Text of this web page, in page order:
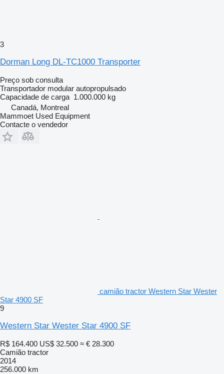
3
Dorman Long DL-TC1000 Transporter
Preço sob consulta
Transportador modular autopropulsado
Capacidade de carga 1.000.000 kg
Canadá, Montreal
Mammoet Used Equipment
Contacte o vendedor
camião tractor Western Star Wester
Star 4900 SF
9
Western Star Wester Star 4900 SF
R$ 164.400 US$ 32.500 ≈ € 28.300
Camião tractor
2014
256.000 km